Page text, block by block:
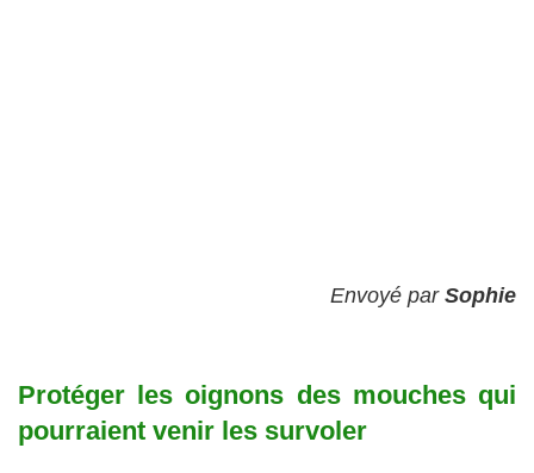
Envoyé par Sophie
Protéger les oignons des mouches qui
pourraient venir les survoler